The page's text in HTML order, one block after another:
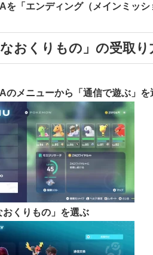
を「エンディング（メインミッ
なおくりもの」の受取り
のメニューから「通信で遊ぶ」を
おくりもの」を選ぶ